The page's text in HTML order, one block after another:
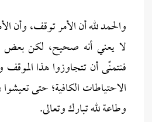
والحمد لله أن الأمر توقف، وأن
لا يعني أنه صحيح، لكن
فنتمنّى أن تتجاوزوا هذا الموقف
الاحتياطات الكافية؛ حتى
وطاعة لله تبارك وتعالى.